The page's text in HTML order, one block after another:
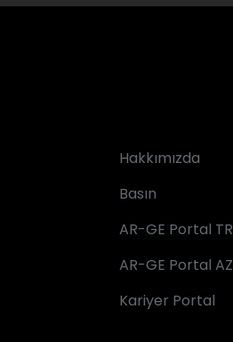
Hakkımızda
Basın
AR-GE Portal TR
AR-GE Portal AZ
Kariyer Portal